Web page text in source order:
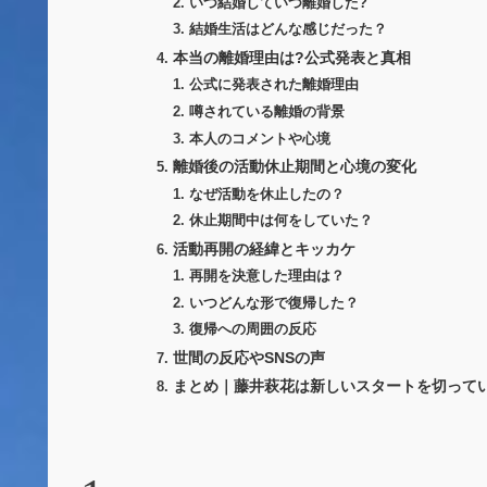
いつ結婚していつ離婚した?
結婚生活はどんな感じだった？
本当の離婚理由は?公式発表と真相
公式に発表された離婚理由
噂されている離婚の背景
本人のコメントや心境
離婚後の活動休止期間と心境の変化
なぜ活動を休止したの？
休止期間中は何をしていた？
活動再開の経緯とキッカケ
再開を決意した理由は？
いつどんな形で復帰した？
復帰への周囲の反応
世間の反応やSNSの声
まとめ｜藤井萩花は新しいスタートを切って